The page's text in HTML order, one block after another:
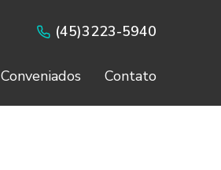
(45)3223-5940
Conveniados Contato